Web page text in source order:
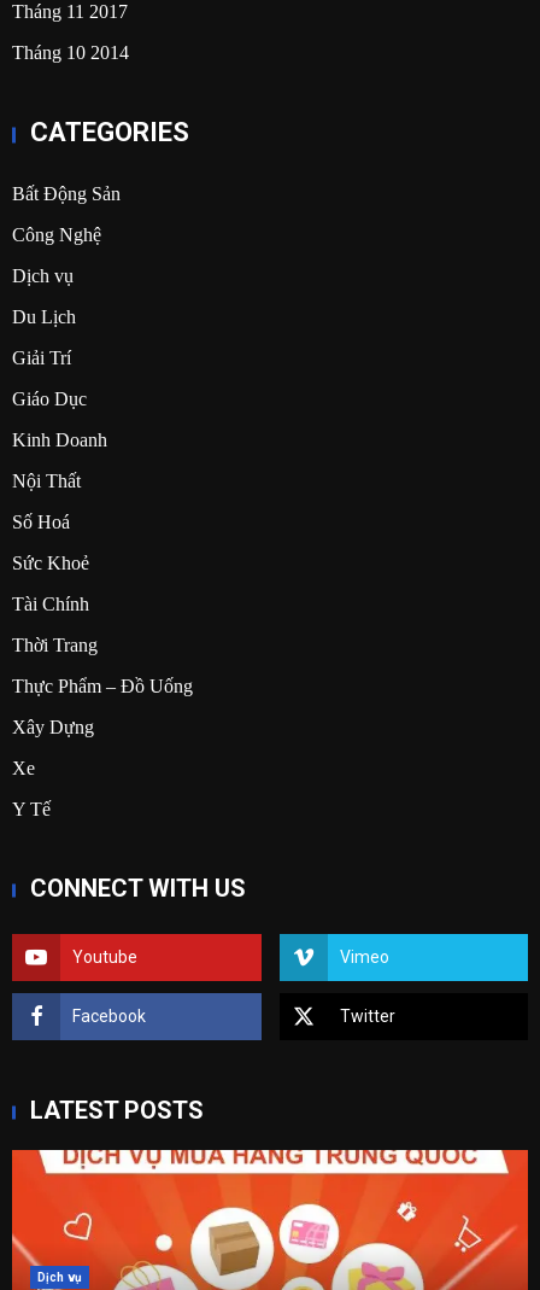
Tháng 11 2017
Tháng 10 2014
CATEGORIES
Bất Động Sản
Công Nghệ
Dịch vụ
Du Lịch
Giải Trí
Giáo Dục
Kinh Doanh
Nội Thất
Số Hoá
Sức Khoẻ
Tài Chính
Thời Trang
Thực Phẩm – Đồ Uống
Xây Dựng
Xe
Y Tế
CONNECT WITH US
Youtube Vimeo
Facebook Twitter
LATEST POSTS
Dịch vụ